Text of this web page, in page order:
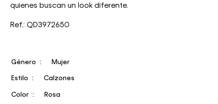
quienes buscan un look diferente.
Ref.: QD3972650
Género Mujer
Estilo Calzones
Color Rosa